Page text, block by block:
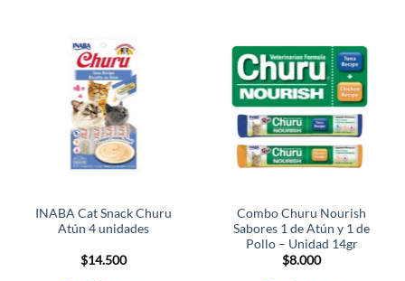
INABA Cat Snack Churu
Atún 4 unidades
$14.500
Combo Churu Nourish
Sabores 1 de Atún y 1 de
Pollo – Unidad 14gr
$8.000